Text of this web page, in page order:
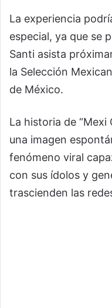
La experiencia
especial, ya que se
Santi asista
la Selección
de México.
La historia de
una imagen
fenómeno viral
con sus ídolos y
trascienden las